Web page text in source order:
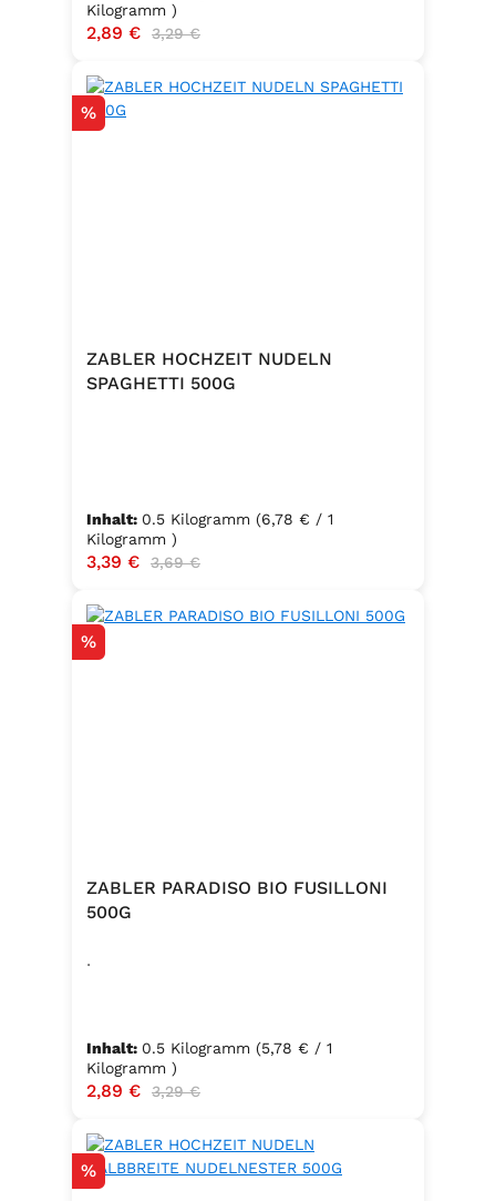
Kilogramm )
Verkaufspreis:
2,89 € Regulärer Preis:
3,29 €
Rabatt
%
ZABLER HOCHZEIT NUDELN
SPAGHETTI 500G
Inhalt: 0.5 Kilogramm (6,78 € / 1
Kilogramm )
Verkaufspreis:
3,39 € Regulärer Preis:
3,69 €
Rabatt
%
ZABLER PARADISO BIO FUSILLONI
500G
.
Inhalt: 0.5 Kilogramm (5,78 € / 1
Kilogramm )
Verkaufspreis:
2,89 € Regulärer Preis:
3,29 €
Rabatt
%